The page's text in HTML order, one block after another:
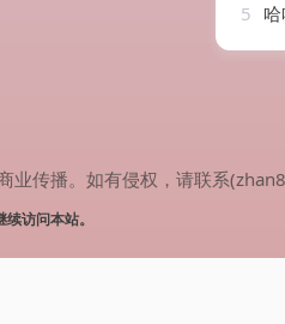
5
传播。如有侵权，请联系
访问本站。